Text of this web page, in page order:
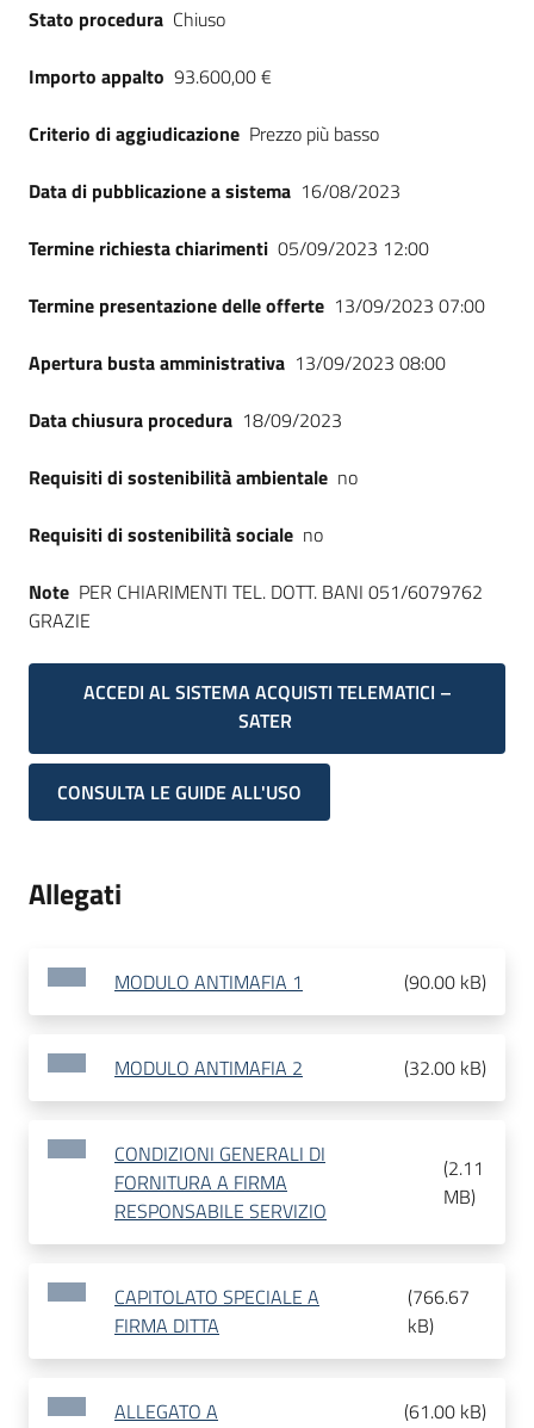
English
site
su
Stato procedura Chiuso
Importo appalto 93.600,00 €
Criterio di aggiudicazione Prezzo più basso
Data di pubblicazione a sistema 16/08/2023
Termine richiesta chiarimenti 05/09/2023 12:00
Termine presentazione delle offerte 13/09/2023 07:00
Apertura busta amministrativa 13/09/2023 08:00
Data chiusura procedura 18/09/2023
Requisiti di sostenibilità ambientale no
Requisiti di sostenibilità sociale no
Note PER CHIARIMENTI TEL. DOTT. BANI 051/6079762
GRAZIE
ACCEDI AL SISTEMA ACQUISTI TELEMATICI –
SATER
CONSULTA LE GUIDE ALL'USO
Allegati
MODULO ANTIMAFIA 1 (90.00 kB)
MODULO ANTIMAFIA 2 (32.00 kB)
CONDIZIONI GENERALI DI
FORNITURA A FIRMA
RESPONSABILE SERVIZIO
(2.11
MB)
CAPITOLATO SPECIALE A
FIRMA DITTA
(766.67
kB)
ALLEGATO A (61.00 kB)